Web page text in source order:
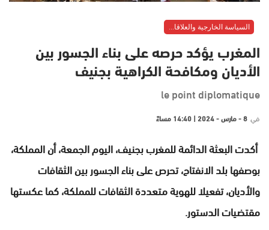
السياسة الخارجية والعلاقات الدولية
المغرب يؤكد حرصه على بناء الجسور بين
الأديان ومكافحة الكراهية بجنيف
le point diplomatique
في 8 - مارس - 2024 | 14:40 مساءً
أكدت البعثة الدائمة للمغرب بجنيف، اليوم الجمعة، أن المملكة،
بوصفها بلد الانفتاح، تحرص على بناء الجسور بين الثقافات
والأديان، تفعيلا للهوية متعددة الثقافات للمملكة، كما عكستها
مقتضيات الدستور.